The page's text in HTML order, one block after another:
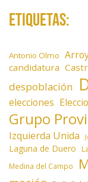
Etiquetas:
Antonio Olmo
candidatura
despoblación
elecciones
Grupo
Izquierda Unida
Laguna de Duero
Medina del Campo